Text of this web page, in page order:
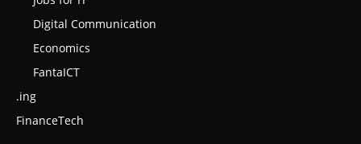
Digital Communication
Economics
FantaICT
.ing
FinanceTech